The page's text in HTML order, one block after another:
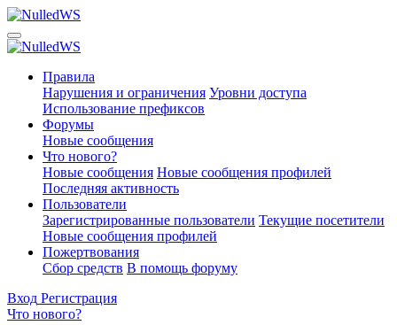
Правила
Нарушения и ограничения Уровни доступа
Использование префиксов
Форумы
Новые сообщения
Что нового?
Новые сообщения Новые сообщения профилей
Последняя активность
Пользователи
Зарегистрированные пользователи Текущие посетители
Новые сообщения профилей
Пожертвования
Сбор средств В помощь форуму
Вход Регистрация
Что нового?